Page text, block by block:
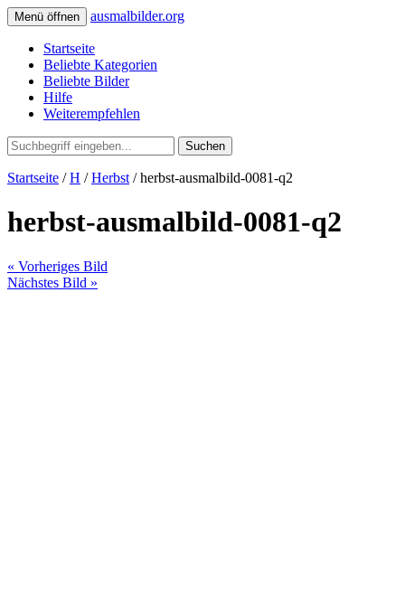
Menü öffnen ausmalbilder.org
Startseite
Beliebte Kategorien
Beliebte Bilder
Hilfe
Weiterempfehlen
Suchen
Startseite /H /Herbst / herbst-ausmalbild-0081-q2
herbst-ausmalbild-0081-q2
« Vorheriges Bild
Nächstes Bild »